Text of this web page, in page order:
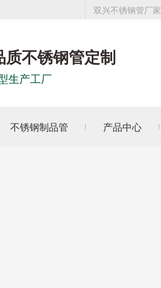
双兴不锈钢管厂家
质不锈钢管定制
生产工厂
不锈钢制品管 产品中心